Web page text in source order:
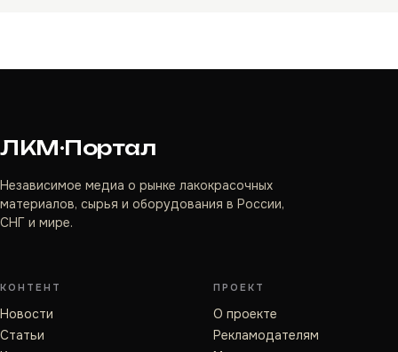
ЛКМ·Портал
Независимое медиа о рынке лакокрасочных
материалов, сырья и оборудования в России,
СНГ и мире.
КОНТЕНТ
Новости
Статьи
ПРОЕКТ
О проекте
Рекламодателям